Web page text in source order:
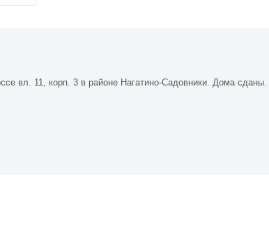
вл. 11, корп. 3 в районе Нагатино-Садовники. Дома сданы.